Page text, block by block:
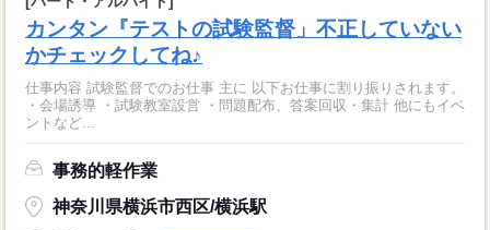
カンタン『テストの試験監督」不正していない
かチェックしてね♪
仕事内容 試験監督でのお仕事 主に 以下お仕事に割り振りされます。
・会場誘導 ・試験教室設営 ・問題配布、答案回収・集計 他にもイベ
ントなど...
事務的軽作業
神奈川県横浜市西区/横浜駅